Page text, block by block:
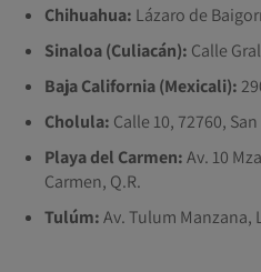
Chihuahua: Lázaro de
Sinaloa (Culiacán): Calle
Baja California (Mexicali):
Cholula: Calle 10, 72760,
Playa del Carmen:Av. 10
Carmen, Q.R.
Tulúm:Av. Tulum Manzana,